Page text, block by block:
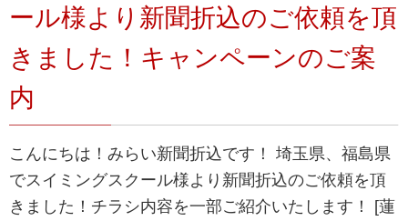
ール様より新聞折込のご依頼を頂
きました！キャンペーンのご案
内
こんにちは！みらい新聞折込です！ 埼玉県、福島県
でスイミングスクール様より新聞折込のご依頼を頂
きました！チラシ内容を一部ご紹介いたします！ [蓮